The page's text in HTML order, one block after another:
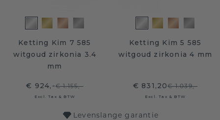
Ketting Kim 7 585
witgoud zirkonia 3.4
mm
€ 924,-€ 1.155,-
Excl. Tax & BTW
Ketting Kim 5 585
witgoud zirkonia 4 mm
€ 831,20€ 1.039,-
Excl. Tax & BTW
Levenslange garantie